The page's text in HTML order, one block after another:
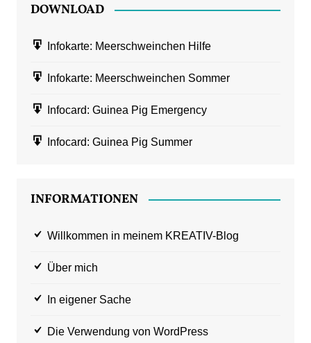
DOWNLOAD
Infokarte: Meerschweinchen Hilfe
Infokarte: Meerschweinchen Sommer
Infocard: Guinea Pig Emergency
Infocard: Guinea Pig Summer
INFORMATIONEN
Willkommen in meinem KREATIV-Blog
Über mich
In eigener Sache
Die Verwendung von WordPress